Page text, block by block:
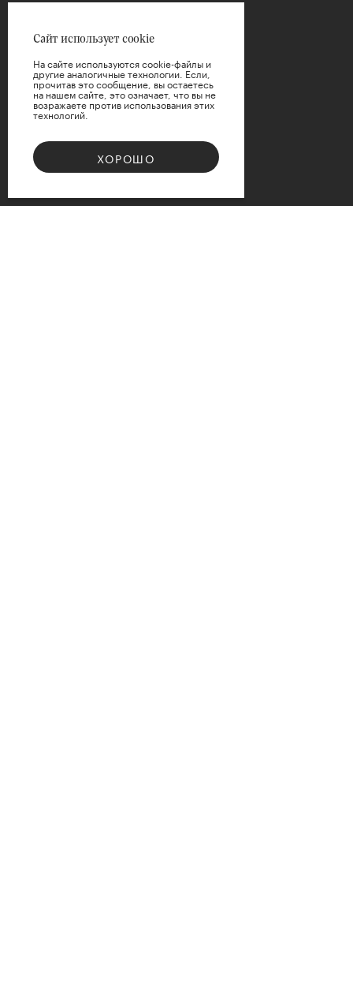
СБРОСИТЬ
Сайт использует cookie
На сайте используются cookie-файлы и
другие аналогичные технологии. Если,
прочитав это сообщение, вы остаетесь
на нашем сайте, это означает, что вы не
возражаете против использования этих
технологий.
ХОРОШО